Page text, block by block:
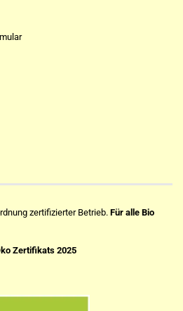
zertifizierter Betrieb. Für alle Bio
Zertifikats 2025